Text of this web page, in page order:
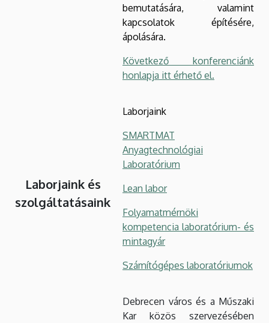
bemutatására, valamint
kapcsolatok építésére,
ápolására.
Következő konferenciánk
honlapja itt érhető el.
Laborjaink és
szolgáltatásaink
Laborjaink
SMARTMAT
Anyagtechnológiai
Laboratórium
Lean labor
Folyamatmérnöki
kompetencia laboratórium- és
mintagyár
Számítógépes laboratóriumok
Debrecen város és a Műszaki
Kar közös szervezésében